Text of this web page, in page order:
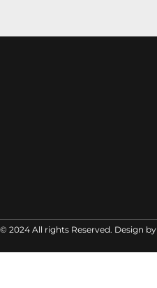
© 2024 All rights Reserved. Design by